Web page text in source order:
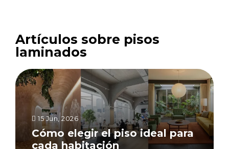
Artículos sobre pisos
laminados
15 Jun, 2026
Cómo elegir el piso ideal para
cada habitación